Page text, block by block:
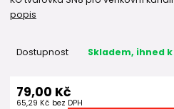
popis
Dostupnost Skladem, ihned
79,00 Kč
65,29 Kč bez DPH